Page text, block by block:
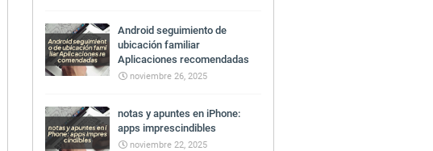
Android seguimiento de
ubicación familiar
Aplicaciones recomendadas
noviembre 26, 2025
notas y apuntes en iPhone:
apps imprescindibles
noviembre 22, 2025